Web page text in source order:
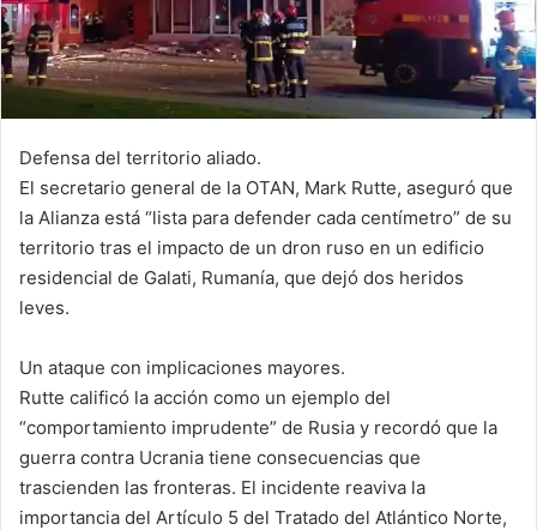
Defensa del territorio aliado.
El secretario general de la OTAN, Mark Rutte, aseguró que
la Alianza está “lista para defender cada centímetro” de su
territorio tras el impacto de un dron ruso en un edificio
residencial de Galati, Rumanía, que dejó dos heridos
leves.
Un ataque con implicaciones mayores.
Rutte calificó la acción como un ejemplo del
“comportamiento imprudente” de Rusia y recordó que la
guerra contra Ucrania tiene consecuencias que
trascienden las fronteras. El incidente reaviva la
importancia del Artículo 5 del Tratado del Atlántico Norte,